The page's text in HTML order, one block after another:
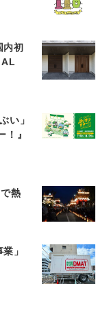
内初
い」
！』
熱
」